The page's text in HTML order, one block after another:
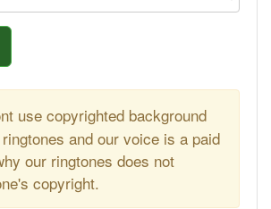
use copyrighted background
and our voice is a paid
our ringtones does not
copyright.